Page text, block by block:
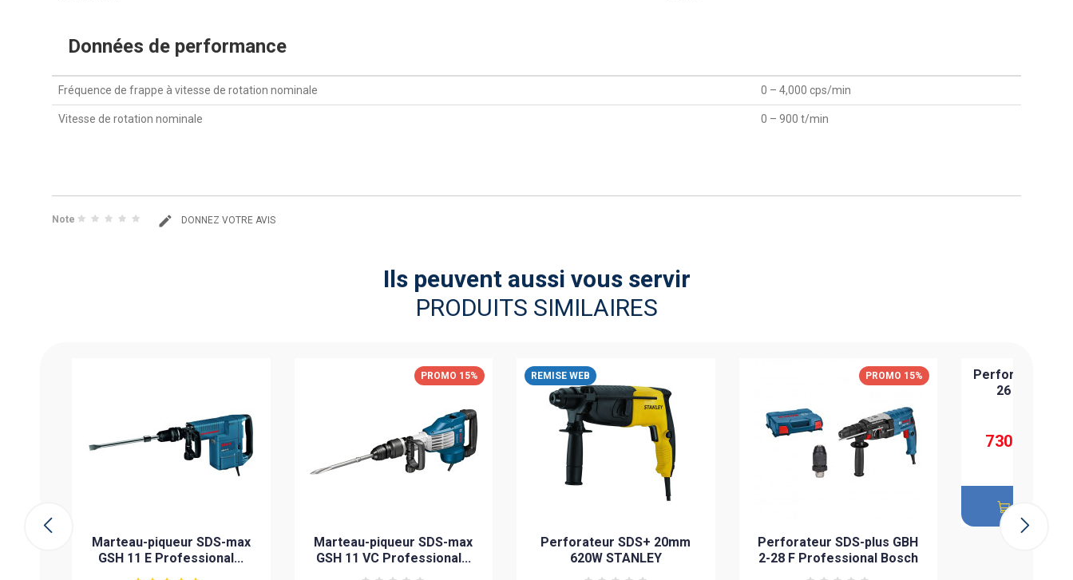
Données de performance
Fréquence de frappe à vitesse de rotation nominale 0 – 4,000 cps/min
Vitesse de rotation nominale 0 – 900 t/min
Note DONNEZ VOTRE AVIS
Ils peuvent aussi vous servir
PRODUITS SIMILAIRES
Marteau-piqueur SDS-max
GSH 11 E Professional...
PROMO 15%
Marteau-piqueur SDS-max
GSH 11 VC Professional...
REMISE WEB
Perforateur SDS+ 20mm
620W STANLEY
PROMO 15%
Perforateur SDS-plus GBH
2-28 F Professional Bosch
Perforateur
26 F
730,697 DT